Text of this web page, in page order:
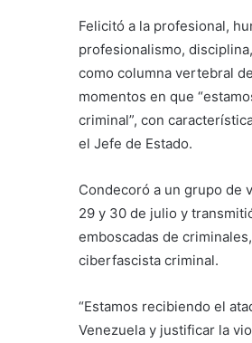
Felicitó a la profesional,
profesionalismo,
como columna vertebral
momentos en que
criminal”, con
el Jefe de Estado.
Condecoró a un grupo de
29 y 30 de julio y
emboscadas de
ciberfascista criminal.
“Estamos recibiendo el
Venezuela y justificar la